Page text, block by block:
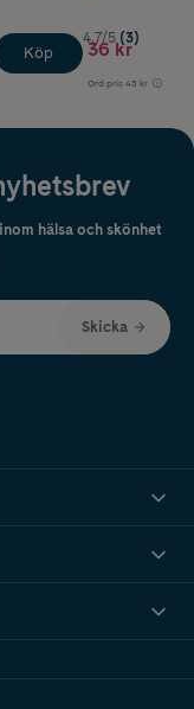
Köp
4.7/5 (3)
36 kr
Ord.pris 45 kr
hälsa och skönhet
Skicka